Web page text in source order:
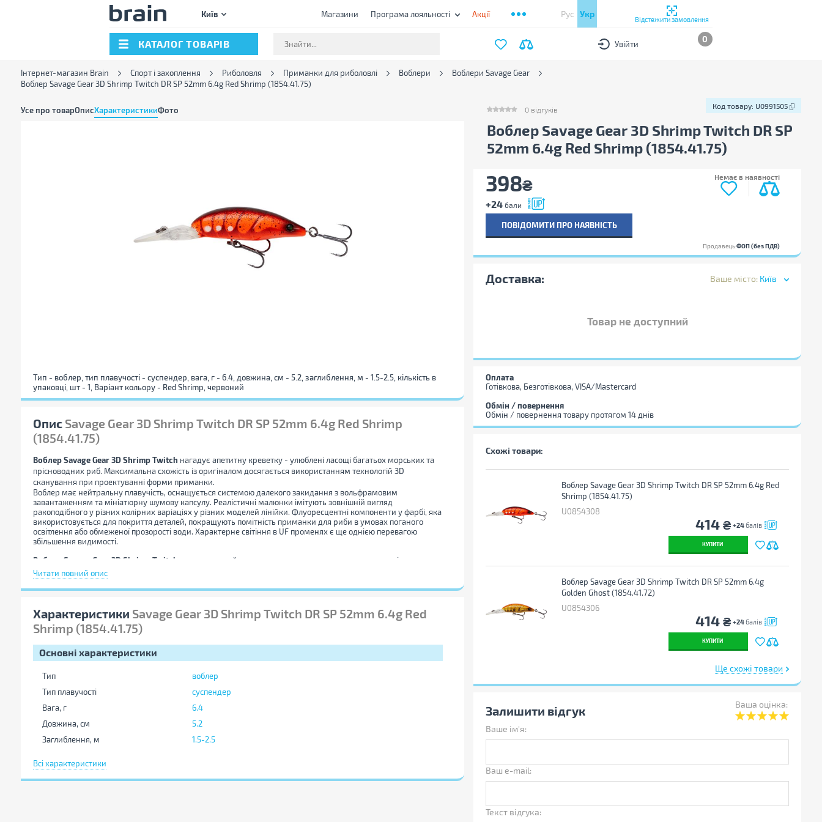
Київ Магазини Програма лояльності Акції Рус Укр
Відстежити замовлення
КАТАЛОГ ТОВАРІВ Увійти 0
Інтернет-магазин Brain Спорт і захоплення Риболовля Приманки для риболовлі Воблери
Воблери Savage Gear
Воблер Savage Gear 3D Shrimp Twitch DR SP 52mm 6.4g Red Shrimp (1854.41.75)
Усе про товарОписХарактеристикиФото 0 відгуків Код товару: U0991505
Тип - воблер, тип плавучості - суспендер, вага, г - 6.4, довжина, см - 5.2, заглиблення, м - 1.5-2.5, кількість в
упаковці, шт - 1, Варіант кольору - Red Shrimp, червоний
Опис Savage Gear 3D Shrimp Twitch DR SP 52mm 6.4g Red Shrimp
(1854.41.75)
Воблер Savage Gear 3D Shrimp Twitch нагадує апетитну креветку - улюблені ласощі багатьох морських та
прісноводних риб. Максимальна схожість із оригіналом досягається використанням технологій 3D
сканування при проектуванні форми приманки.
Воблер має нейтральну плавучість, оснащується системою далекого закидання з вольфрамовим
завантаженням та мініатюрну шумову капсулу. Реалістичні малюнки імітують зовнішній вигляд
ракоподібного у різних колірних варіаціях у різних моделей лінійки. Флуоресцентні компоненти у фарбі, яка
використовується для покриття деталей, покращують помітність приманки для риби в умовах поганого
освітлення або обмеженої прозорості води. Характерне світіння в UF променях є ще однією перевагою
збільшення видимості.
Воблер Savage Gear 3D Shrimp Twitch
представлений двома модельними рядами приманок з різною
робочою глибиною за рахунок розмірів та форми лопаті, що дозволяє вибирати найбільш оптимальний
горизонт лову.
Читати повний опис
Характеристики Savage Gear 3D Shrimp Twitch DR SP 52mm 6.4g Red
Shrimp (1854.41.75)
Основні характеристики
Тип
воблер
Тип плавучості
суспендер
Вага, г
6.4
Довжина, см
5.2
Заглиблення, м
1.5-2.5
Кількість в упаковці, шт
Всі характеристики
0 відгуків Код товару: U0991505
Воблер Savage Gear 3D Shrimp Twitch DR SP
52mm 6.4g Red Shrimp (1854.41.75)
398₴
+24 бали
Немає в наявності
ПОВІДОМИТИ ПРО НАЯВНІСТЬ
Продавець:ФОП (без ПДВ)
Доставка: Ваше місто: Київ
Товар не доступний
Оплата
Готівкова, Безготівкова, VISA/Mastercard
Обмін / повернення
Обмін / повернення товару протягом 14 днів
Схожі товари:
Воблер Savage Gear 3D Shrimp Twitch DR SP 52mm 6.4g Red
Shrimp (1854.41.75)
U0854308
414 ₴ +24балів
КУПИТИ
Воблер Savage Gear 3D Shrimp Twitch DR SP 52mm 6.4g
Golden Ghost (1854.41.72)
U0854306
414 ₴ +24балів
КУПИТИ
Ще схожі товари
Залишити відгук Ваша оцінка:
Ваше ім'я:
Ваш e-mail:
Текст відгука: